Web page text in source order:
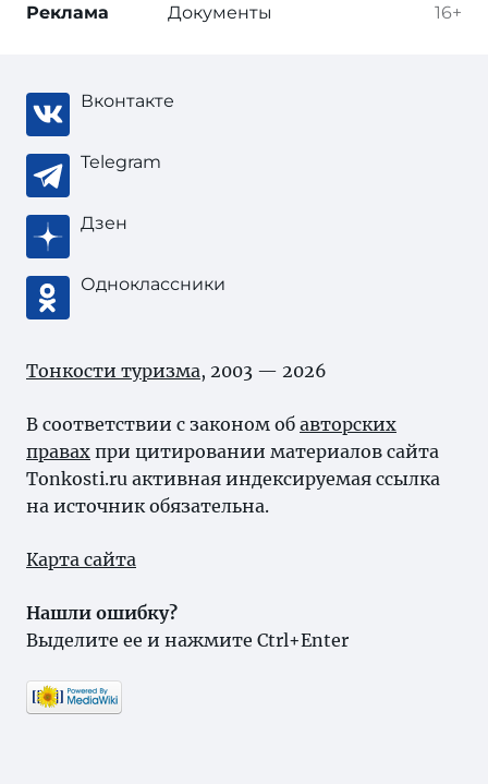
16+
Реклама Документы
Вконтакте
Telegram
Дзен
Одноклассники
Тонкости туризма, 2003 — 2026
В соответствии с законом об авторских
правах при цитировании материалов сайта
Tonkosti.ru активная индексируемая ссылка
на источник обязательна.
Карта сайта
Нашли ошибку?
Выделите ее и нажмите Ctrl+Enter